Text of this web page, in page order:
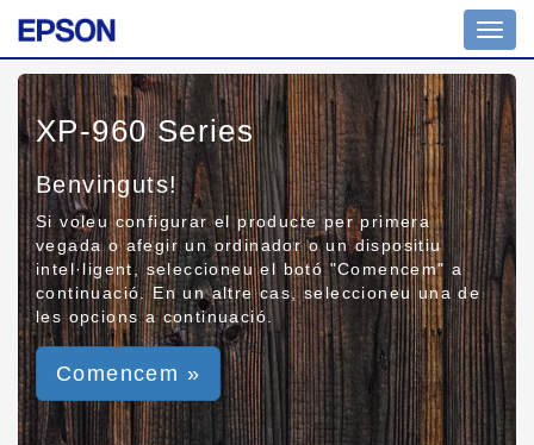
XP-960 Series
Benvinguts!
Si voleu configurar el producte per primera
vegada o afegir un ordinador o un dispositiu
intel·ligent, seleccioneu el botó "Comencem" a
continuació. En un altre cas, seleccioneu una de
les opcions a continuació.
Comencem »